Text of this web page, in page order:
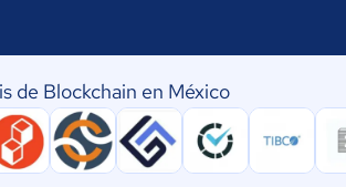
de Blockchain en México